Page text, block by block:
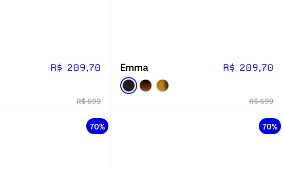
R$ 209,70
R$ 699
Emma R$ 209,70
R$ 699
70% 70%